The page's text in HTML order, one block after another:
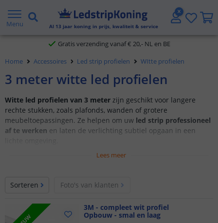
Menu Al 13 jaar koning in prijs, kwaliteit & service
5 jaar garantie
Gratis verzending vanaf € 20,- NL en BE
Klantbeoordeling 9.1
Voor 23:45 uur besteld,
Home Accessoires Led strip profielen WItte profielen
3 meter witte led profielen
Witte led profielen van 3 meter zijn geschikt voor langere
rechte stukken, zoals plafonds, wanden of grotere
meubeltoepassingen. Ze helpen om uw led strip professioneel
af te werken en laten de verlichting subtiel opgaan in een
Lees meer
Sorteren Foto's van klanten
3M - compleet wit profiel
Opbouw - smal en laag